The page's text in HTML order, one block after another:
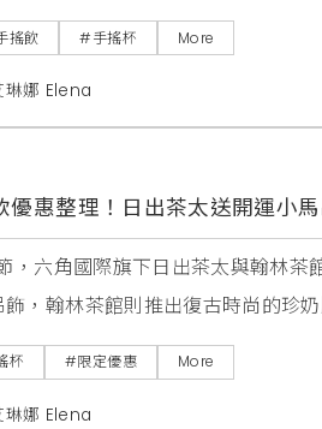
，全台門市同步上市。
搖飲 #手搖杯 More
琳娜 Elena
優惠整理！日出茶太送開運小
，六角國際旗下日出茶太與翰林茶
，翰林茶館則推出復古時尚的珍
量週邊與飲品優惠，是今年過年走
杯 #限定優惠 More
琳娜 Elena